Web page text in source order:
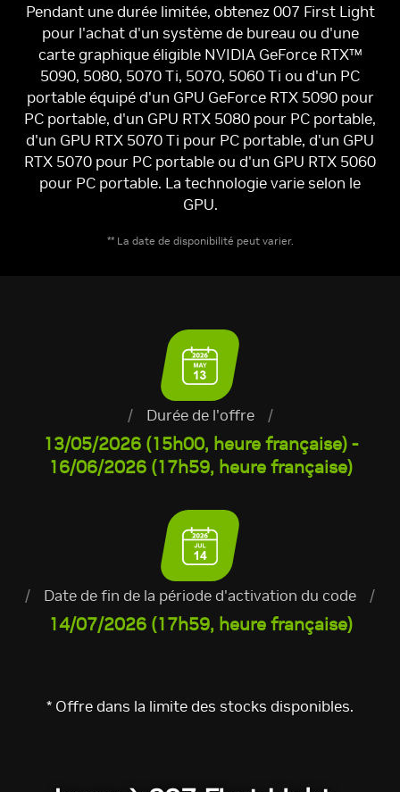
Pendant une durée limitée, obtenez 007 First Light
pour l'achat d'un système de bureau ou d'une
carte graphique éligible NVIDIA GeForce RTX™
5090, 5080, 5070 Ti, 5070, 5060 Ti ou d'un PC
portable équipé d'un GPU GeForce RTX 5090 pour
PC portable, d'un GPU RTX 5080 pour PC portable,
d'un GPU RTX 5070 Ti pour PC portable, d'un GPU
RTX 5070 pour PC portable ou d'un GPU RTX 5060
pour PC portable. La technologie varie selon le
GPU.
** La date de disponibilité peut varier.
/ Durée de l'offre /
13/05/2026 (15h00, heure française) -
16/06/2026 (17h59, heure française)
/ Date de fin de la période d'activation du code /
14/07/2026 (17h59, heure française)
* Offre dans la limite des stocks disponibles.